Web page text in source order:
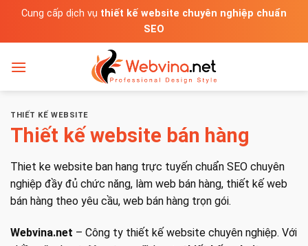
nội
dung
Cung cấp dịch vụ thiết kế website chuyên nghiệp chuẩn
SEO
THIẾT KẾ WEBSITE
Thiết kế website bán hàng
Thiet ke website ban hang trực tuyến chuẩn SEO chuyên
nghiệp đầy đủ chức năng, làm web bán hàng, thiết kế web
bán hàng theo yêu cầu, web bán hàng trọn gói.
Webvina.net – Công ty thiết kế website chuyên nghiệp. Với